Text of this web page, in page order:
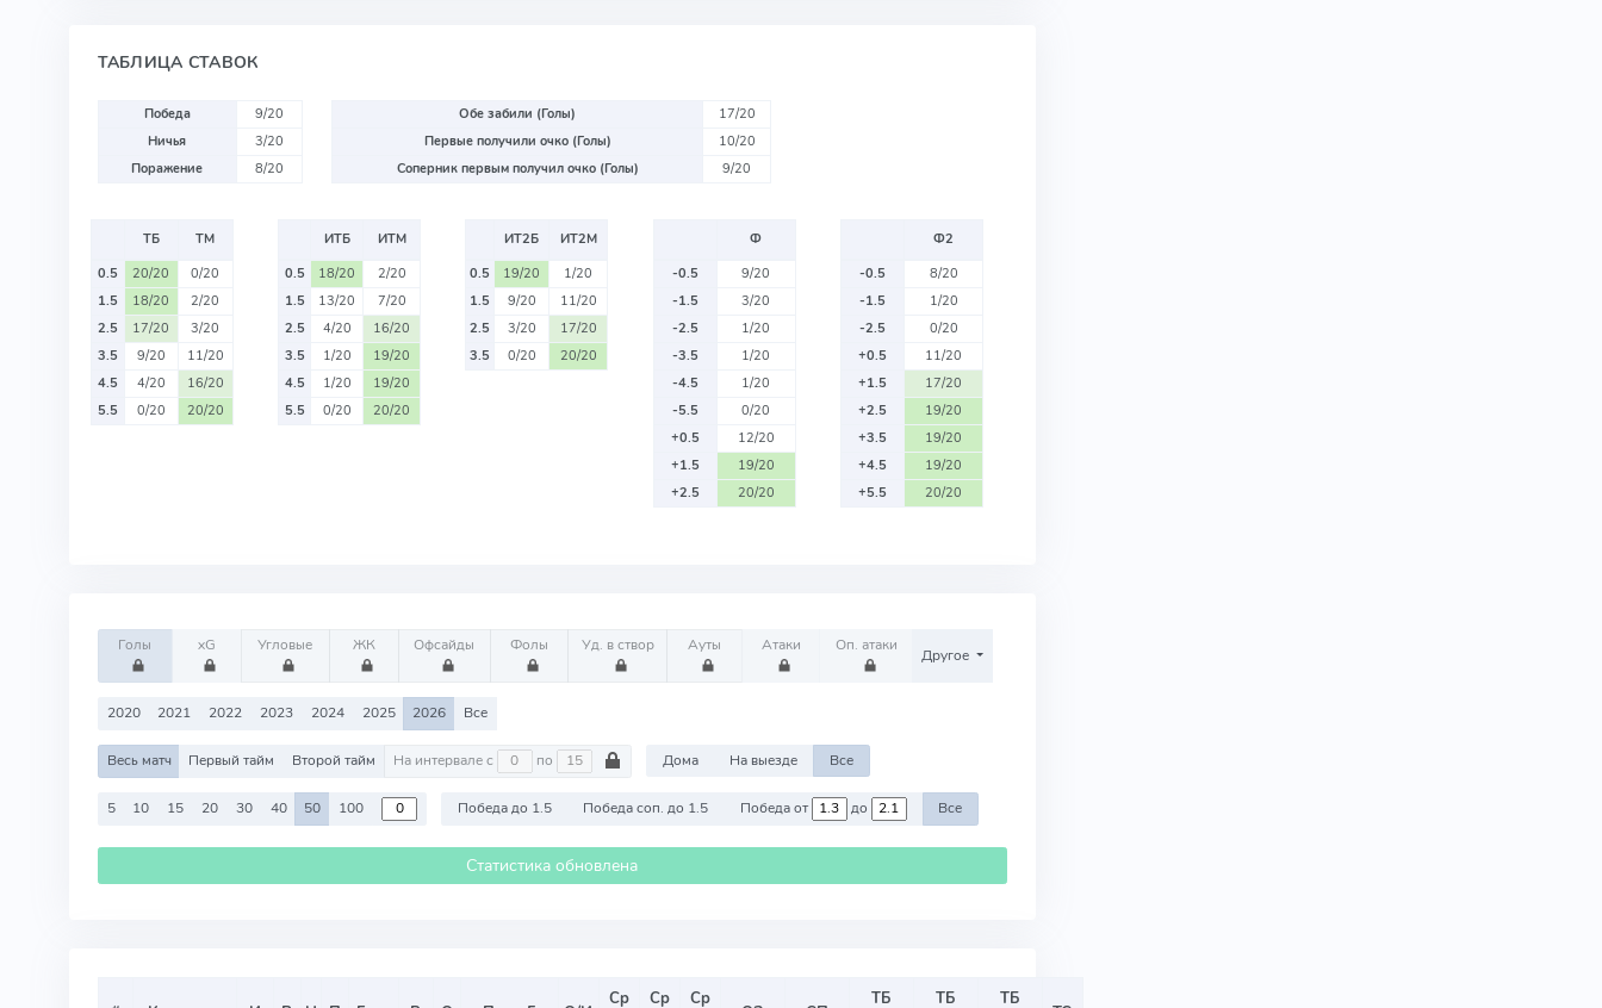
ТАБЛИЦА СТАВОК
Победа
9/20
Ничья
3/20
Поражение
8/20
Обе забили (Голы)
17/20
Первые получили очко (Голы)
10/20
Соперник первым получил очко (Голы)
9/20
ТБ
ТМ
0.5
20/20
0/20
1.5
18/20
2/20
2.5
17/20
3/20
3.5
9/20
11/20
4.5
4/20
16/20
5.5
0/20 20/20
ИТБ
ИТМ
0.5
18/20
2/20
1.5
13/20
7/20
2.5
4/20
16/20
3.5
1/20
19/20
4.5
1/20
19/20
5.5
0/20 20/20
ИТ2Б
ИТ2М
0.5
19/20
1/20
1.5
9/20
11/20
2.5
3/20
17/20
3.5
0/20 20/20
Ф
-0.5
9/20
-1.5
3/20
-2.5
1/20
-3.5
1/20
-4.5
1/20
-5.5
0/20
+0.5
12/20
+1.5
19/20
+2.5
20/20
Ф2
-0.5
8/20
-1.5
1/20
-2.5
0/20
+0.5
11/20
+1.5
17/20
+2.5
19/20
+3.5
19/20
+4.5
19/20
+5.5
20/20
Голы xG Угловые ЖК Офсайды Фолы Уд. в створ Ауты Атаки Оп. атаки
Другое
2020 2021 2022 2023 2024 2025 2026 Все
Весь матч Первый тайм Второй тайм На интервале с по Дома На выезде Все
5 10 15 20 30 40 50 100 Победа до 1.5 Победа соп. до 1.5 Победа от до Все
Статистика обновлена
Ср
Ср
Ср
ТБ
ТБ
ТБ